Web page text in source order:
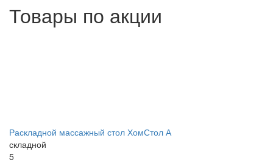
Товары по акции
Раскладной массажный стол ХомСтол А
складной
5